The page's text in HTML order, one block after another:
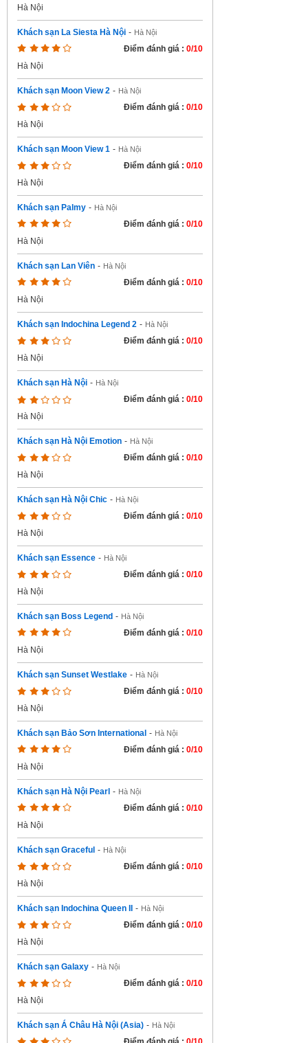
Hà Nội
Khách sạn La Siesta Hà Nội - Hà Nội
Điểm đánh giá : 0/10
Hà Nội
Khách sạn Moon View 2 - Hà Nội
Điểm đánh giá : 0/10
Hà Nội
Khách sạn Moon View 1 - Hà Nội
Điểm đánh giá : 0/10
Hà Nội
Khách sạn Palmy - Hà Nội
Điểm đánh giá : 0/10
Hà Nội
Khách sạn Lan Viên - Hà Nội
Điểm đánh giá : 0/10
Hà Nội
Khách sạn Indochina Legend 2 - Hà Nội
Điểm đánh giá : 0/10
Hà Nội
Khách sạn Hà Nội - Hà Nội
Điểm đánh giá : 0/10
Hà Nội
Khách sạn Hà Nội Emotion - Hà Nội
Điểm đánh giá : 0/10
Hà Nội
Khách sạn Hà Nội Chic - Hà Nội
Điểm đánh giá : 0/10
Hà Nội
Khách sạn Essence - Hà Nội
Điểm đánh giá : 0/10
Hà Nội
Khách sạn Boss Legend - Hà Nội
Điểm đánh giá : 0/10
Hà Nội
Khách sạn Sunset Westlake - Hà Nội
Điểm đánh giá : 0/10
Hà Nội
Khách sạn Bảo Sơn International - Hà Nội
Điểm đánh giá : 0/10
Hà Nội
Khách sạn Hà Nội Pearl - Hà Nội
Điểm đánh giá : 0/10
Hà Nội
Khách sạn Graceful - Hà Nội
Điểm đánh giá : 0/10
Hà Nội
Khách sạn Indochina Queen II - Hà Nội
Điểm đánh giá : 0/10
Hà Nội
Khách sạn Galaxy - Hà Nội
Điểm đánh giá : 0/10
Hà Nội
Khách sạn Á Châu Hà Nội (Asia) - Hà Nội